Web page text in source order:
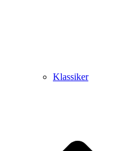
Klassiker